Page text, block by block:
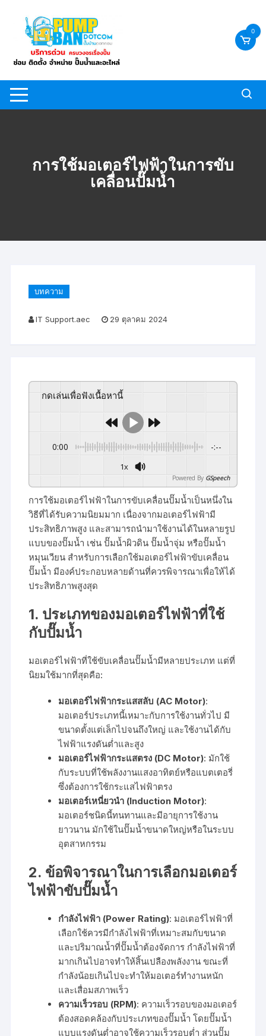
content
0
การใช้มอเตอร์ไฟฟ้าในการขับ
เคลื่อนปั๊มน้ำ
บทความ
IT Support.aec 29 ตุลาคม 2024
กดเล่นเพื่อฟังเนื้อหานี้
0:00 -:--
1x
Powered By GSpeech
การใช้มอเตอร์ไฟฟ้าในการขับเคลื่อนปั๊มน้ำเป็นหนึ่งใน
วิธีที่ได้รับความนิยมมาก เนื่องจากมอเตอร์ไฟฟ้ามี
ประสิทธิภาพสูง และสามารถนำมาใช้งานได้ในหลายรูป
แบบของปั๊มน้ำ เช่น ปั๊มน้ำผิวดิน ปั๊มน้ำจุ่ม หรือปั๊มน้ำ
หมุนเวียน สำหรับการเลือกใช้มอเตอร์ไฟฟ้าขับเคลื่อน
ปั๊มน้ำ มีองค์ประกอบหลายด้านที่ควรพิจารณาเพื่อให้ได้
ประสิทธิภาพสูงสุด
1. ประเภทของมอเตอร์ไฟฟ้าที่ใช้
กับปั๊มน้ำ
มอเตอร์ไฟฟ้าที่ใช้ขับเคลื่อนปั๊มน้ำมีหลายประเภท แต่ที่
นิยมใช้มากที่สุดคือ:
มอเตอร์ไฟฟ้ากระแสสลับ (AC Motor):
มอเตอร์ประเภทนี้เหมาะกับการใช้งานทั่วไป มี
ขนาดตั้งแต่เล็กไปจนถึงใหญ่ และใช้งานได้กับ
ไฟฟ้าแรงดันต่ำและสูง
มอเตอร์ไฟฟ้ากระแสตรง (DC Motor): มักใช้
กับระบบที่ใช้พลังงานแสงอาทิตย์หรือแบตเตอรี่
ซึ่งต้องการใช้กระแสไฟฟ้าตรง
มอเตอร์เหนี่ยวนำ (Induction Motor):
มอเตอร์ชนิดนี้ทนทานและมีอายุการใช้งาน
ยาวนาน มักใช้ในปั๊มน้ำขนาดใหญ่หรือในระบบ
อุตสาหกรรม
2. ข้อพิจารณาในการเลือกมอเตอร์
ไฟฟ้าขับปั๊มน้ำ
กำลังไฟฟ้า (Power Rating): มอเตอร์ไฟฟ้าที่
เลือกใช้ควรมีกำลังไฟฟ้าที่เหมาะสมกับขนาด
และปริมาณน้ำที่ปั๊มน้ำต้องจัดการ กำลังไฟฟ้าที่
มากเกินไปอาจทำให้สิ้นเปลืองพลังงาน ขณะที่
กำลังน้อยเกินไปจะทำให้มอเตอร์ทำงานหนัก
และเสื่อมสภาพเร็ว
ความเร็วรอบ (RPM): ความเร็วรอบของมอเตอร์
ต้องสอดคล้องกับประเภทของปั๊มน้ำ โดยปั๊มน้ำ
แบบแรงดันต่ำอาจใช้ความเร็วรอบต่ำ ส่วนปั๊ม